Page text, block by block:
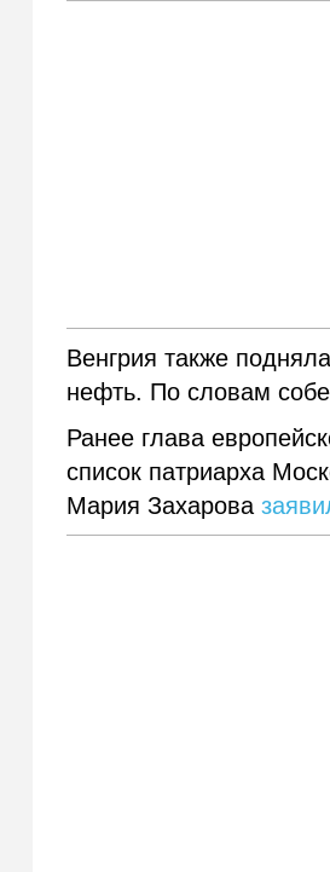
Венгрия также
нефть. По словам
Ранее глава
список патриарха
Мария Захарова